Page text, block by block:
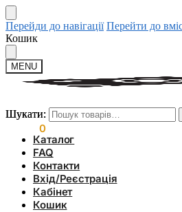
Перейди до навігації Перейти до
Кошик
MENU
Шукати:
0
Шукати:
Каталог
FAQ
Контакти
Вхід/Реєстрація
Кабінет
Кошик